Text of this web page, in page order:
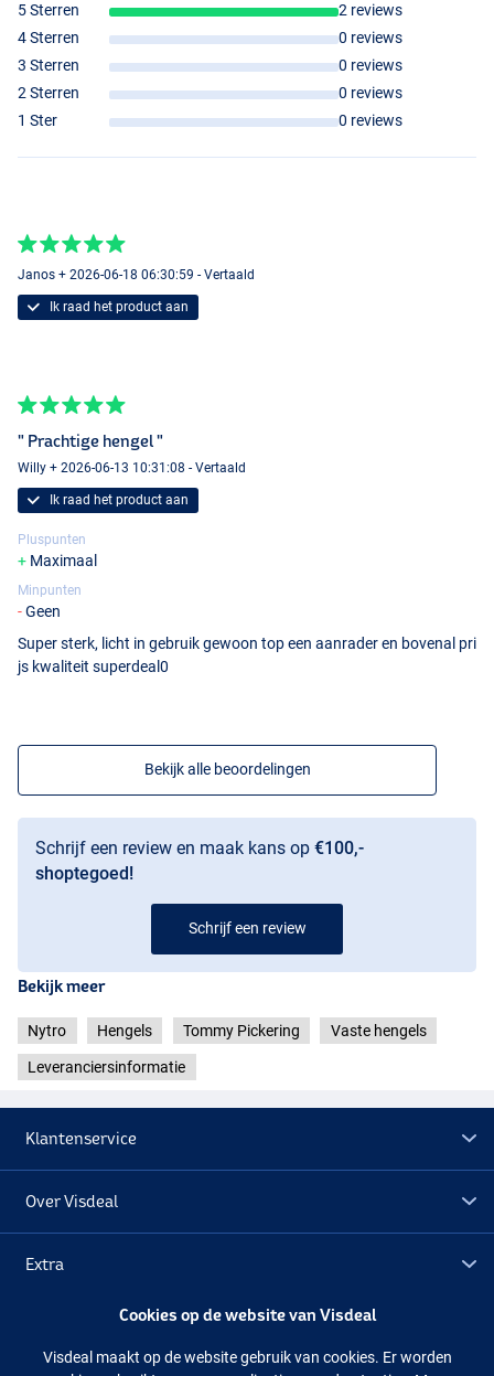
5 Sterren
2 reviews
4 Sterren
0 reviews
3 Sterren
0 reviews
2 Sterren
0 reviews
1 Ster
0 reviews
Janos + 2026-06-18 06:30:59 - Vertaald
Ik raad het product aan
" Prachtige hengel "
Willy + 2026-06-13 10:31:08 - Vertaald
Ik raad het product aan
Pluspunten
Maximaal
Minpunten
Geen
Super sterk, licht in gebruik gewoon top een aanrader en bovenal pri
js kwaliteit superdeal0
Bekijk alle beoordelingen
Schrijf een review en maak kans op €100,-
shoptegoed!
Schrijf een review
Bekijk meer
Nytro Hengels Tommy Pickering Vaste hengels
Leveranciersinformatie
Klantenservice
Over Visdeal
Extra
Cookies op de website van Visdeal
Visdeal maakt op de website gebruik van cookies. Er worden